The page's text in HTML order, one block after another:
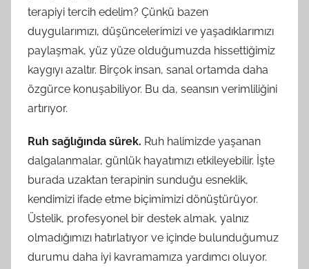
terapiyi tercih edelim? Çünkü bazen
duygularımızı, düşüncelerimizi ve yaşadıklarımızı
paylaşmak, yüz yüze olduğumuzda hissettiğimiz
kaygıyı azaltır. Birçok insan, sanal ortamda daha
özgürce konuşabiliyor. Bu da, seansın verimliliğini
artırıyor.
Ruh sağlığında sürek. Ruh halimizde yaşanan
dalgalanmalar, günlük hayatımızı etkileyebilir. İşte
burada uzaktan terapinin sunduğu esneklik,
kendimizi ifade etme biçimimizi dönüştürüyor.
Üstelik, profesyonel bir destek almak, yalnız
olmadığımızı hatırlatıyor ve içinde bulunduğumuz
durumu daha iyi kavramamıza yardımcı oluyor.